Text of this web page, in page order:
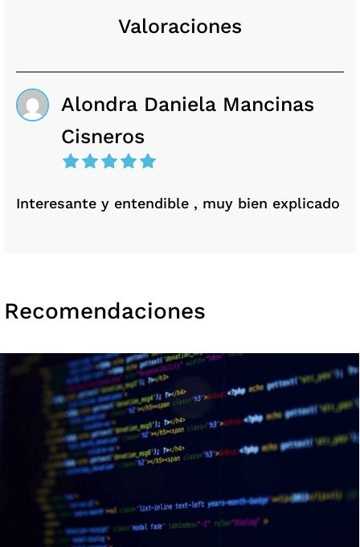
Valoraciones
Alondra Daniela Mancinas
Cisneros
Interesante y entendible , muy bien explicado
Recomendaciones